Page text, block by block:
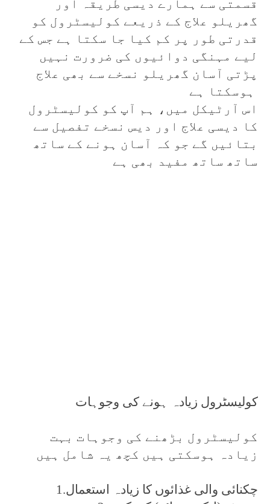
قسمتی سے ہمارے دیسی طریقہ اور
گھریلو علاج کے ذریعے کولیسٹرول کو
قدرتی طور پر کم کیا جا سکتا ہے جس کے
لیے مہنگی دوائیوں کی ضرورت نہیں
پڑتی آسان گھریلو نسخے سے بھی علاج
اس آرٹیکل میں، ہم آپ کو کولیسٹرول
کا دیسی علاج اور دیس نسخے تفصیل سے
بتائیں گے جو کہ آسان ہونے کے ساتھ
ساتھ ساتھ مفید بھی ہے
کولیسٹرول زیادہ ہونے کی وجوہات
کولیسٹرول بڑھنے کی وجوہات بہت
زیادہ ہوسکتی ہیں کچھ یہ شامل ہیں
1.چکنائی والی غذائوں کا زیادہ استعمال